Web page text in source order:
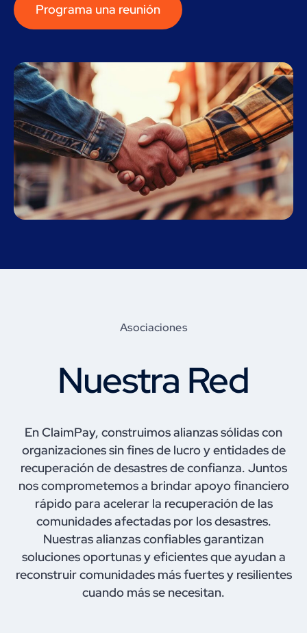
Programa una reunión
Asociaciones
Nuestra Red
En ClaimPay, construimos alianzas sólidas con
organizaciones sin fines de lucro y entidades de
recuperación de desastres de confianza. Juntos
nos comprometemos a brindar apoyo financiero
rápido para acelerar la recuperación de las
comunidades afectadas por los desastres.
Nuestras alianzas confiables garantizan
soluciones oportunas y eficientes que ayudan a
reconstruir comunidades más fuertes y resilientes
cuando más se necesitan.